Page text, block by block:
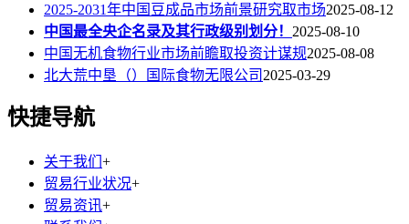
2025-2031年中国豆成品市场前景研究取市场2025-08-12
中国最全央企名录及其行政级别划分！ 2025-08-10
中国无机食物行业市场前瞻取投资计谋规2025-08-08
北大荒中垦（）国际食物无限公司 2025-03-29
快捷导航
关于我们 +
贸易行业状况+
贸易资讯+